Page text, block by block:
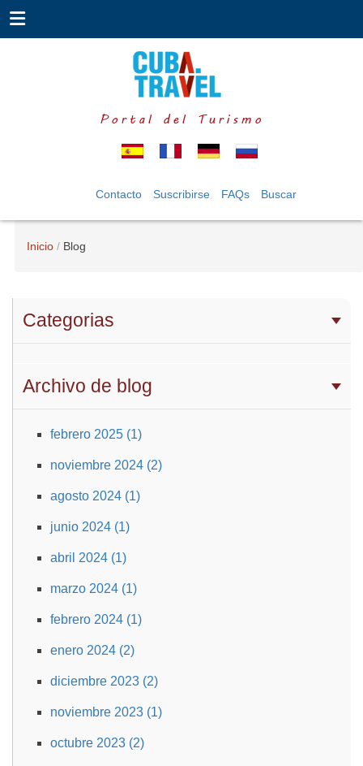
Portal del Turismo
Contacto Suscribirse FAQs Buscar
Inicio Blog
Categorias
Archivo de blog
febrero 2025 (1)
noviembre 2024 (2)
agosto 2024 (1)
junio 2024 (1)
abril 2024 (1)
marzo 2024 (1)
febrero 2024 (1)
enero 2024 (2)
diciembre 2023 (2)
noviembre 2023 (1)
octubre 2023 (2)